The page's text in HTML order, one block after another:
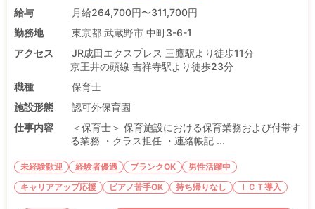
給与
月給264,700円〜311,700円
勤務地
東京都 武蔵野市 中町3-6-1
アクセス
JR成田エクスプレス 三鷹駅より徒歩11分
京王井の頭線 吉祥寺駅より徒歩23分
職種
保育士
施設形態
認可外保育園
仕事内容
＜保育士＞ 保育施設における保育業務および付帯す
る業務 ・クラス担任 ・連絡帳記 ...
未経験歓迎 経験者優遇 ブランクOK
男性活躍中
キャリアアップ応援
ピアノ苦手OK 持ち帰りなし ＩＣＴ導入